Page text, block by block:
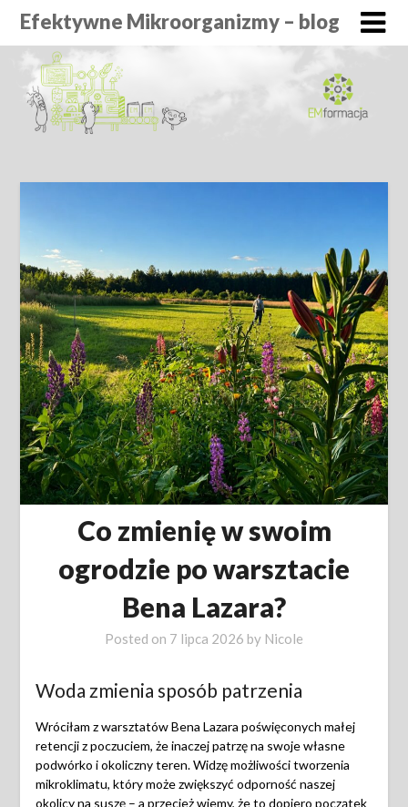
Efektywne Mikroorganizmy – blog
Co zmienię w swoim
ogrodzie po warsztacie
Bena Lazara?
Posted on 7 lipca 2026 by Nicole
Woda zmienia sposób patrzenia
Wróciłam z warsztatów Bena Lazara poświęconych małej
retencji z poczuciem, że inaczej patrzę na swoje własne
podwórko i okoliczny teren. Widzę możliwości tworzenia
mikroklimatu, który może zwiększyć odporność naszej
okolicy na suszę – a przecież wiemy, że to dopiero początek